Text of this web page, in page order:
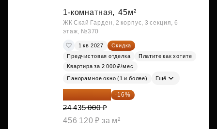
1-комнатная, 45м²
ЖК Скай Гарден, 2 корпус, 3 секция, 6
этаж, №370
1 кв 2027
Скидка
Предчистовая отделка
Платите как хотите
Квартира за 2 000 ₽/мес
Панорамное окно (1 и более) Ещё
20 525 400 ₽ -16%
24 435 000 ₽
456 120 ₽ за м²